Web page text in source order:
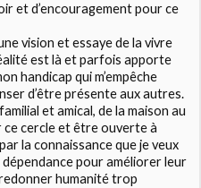
et d’encouragement pour ce
vision et essaye de la vivre
est là et parfois apporte
handicap qui m’empêche
d’être présente aux autres.
et amical, de la maison au
ce cercle et être ouverte à
la connaissance que je veux
pour améliorer leur
humanité trop